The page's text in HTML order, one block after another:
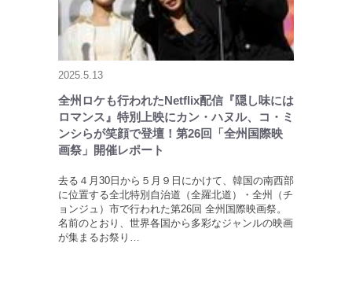
2025.5.13
全州ロケも行われたNetflix配信『隠し味には
ロマンス』特別上映にカン・ハヌル、コ・ミ
ンシらが笑顔で登壇！第26回「全州国際映
画祭」開催レポート
去る４月30日から５月９日にかけて、韓国の南西部
に位置する全北特別自治道（全羅北道）・全州（チ
ョンジュ）市で行われた第26回 全州国際映画祭。
名前のとおり、世界各国から多彩なジャンルの映画
が集まるお祭り…